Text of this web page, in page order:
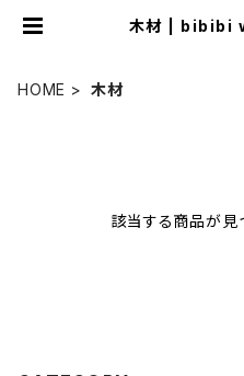
木材 | bibibi
HOME 木材
該当する商品が見